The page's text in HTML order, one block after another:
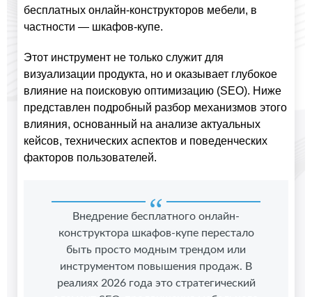
бесплатных онлайн-конструкторов мебели, в
частности — шкафов-купе.
Этот инструмент не только служит для
визуализации продукта, но и оказывает глубокое
влияние на поисковую оптимизацию (SEO). Ниже
представлен подробный разбор механизмов этого
влияния, основанный на анализе актуальных
кейсов, технических аспектов и поведенческих
факторов пользователей.
Внедрение бесплатного онлайн-
конструктора шкафов-купе перестало
быть просто модным трендом или
инструментом повышения продаж. В
реалиях 2026 года это стратегический